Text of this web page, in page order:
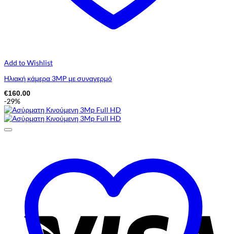
Add to Wishlist
Ηλιακή κάμερα 3MP με συναγερμό
€160.00
-29%